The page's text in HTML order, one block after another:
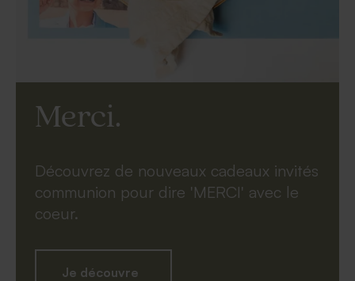
Merci.
Découvrez de nouveaux cadeaux invités
communion pour dire 'MERCI' avec le
coeur.
Je découvre